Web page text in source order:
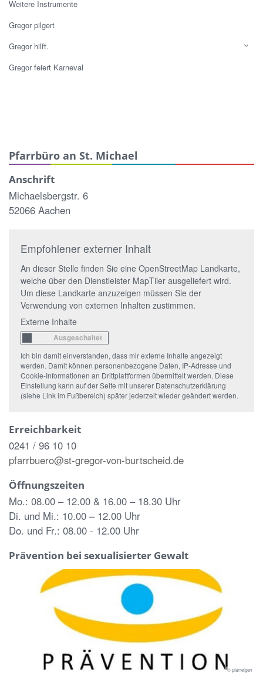
Weitere Instrumente
Gregor pilgert
Gregor hilft.
Gregor feiert Karneval
Pfarrbüro an St. Michael
Anschrift
Michaelsbergstr. 6
52066 Aachen
Empfohlener externer Inhalt
An dieser Stelle finden Sie eine OpenStreetMap Landkarte,
welche über den Dienstleister MapTiler ausgeliefert wird.
Um diese Landkarte anzuzeigen müssen Sie der
Verwendung von externen Inhalten zustimmen.
Externe Inhalte
Ich bin damit einverstanden, dass mir externe Inhalte angezeigt
werden. Damit können personenbezogene Daten, IP-Adresse und
Cookie-Informationen an Drittplattformen übermittelt werden. Diese
Einstellung kann auf der Seite mit unserer Datenschutzerklärung
(siehe Link im Fußbereich) später jederzeit wieder geändert werden.
Erreichbarkeit
0241 / 96 10 10
pfarrbuero@st-gregor-von-burtscheid.de
Öffnungszeiten
Mo.: 08.00 – 12.00 & 16.00 – 18.30 Uhr
Di. und Mi.: 10.00 – 12.00 Uhr
Do. und Fr.: 08.00 - 12.00 Uhr
Prävention bei sexualisierter Gewalt
© pfarreigen